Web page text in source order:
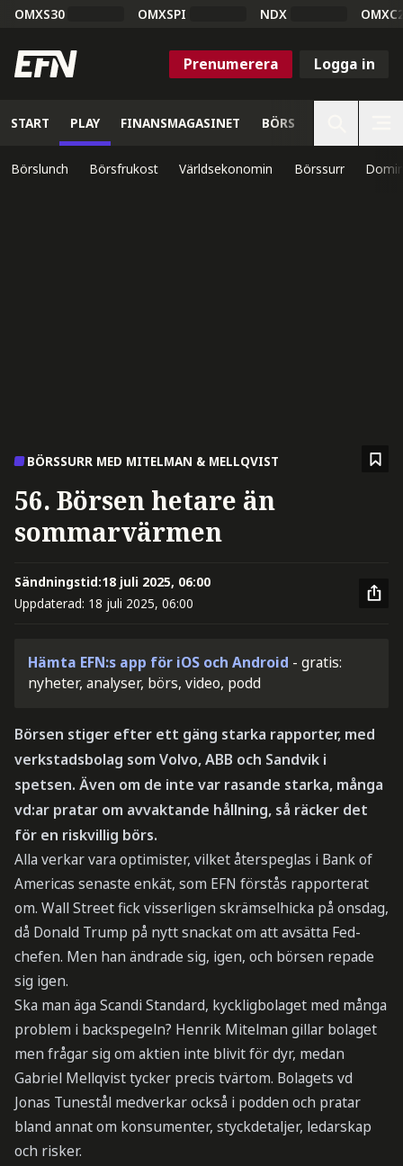
OMXS30 OMXSPI NDX
Prenumerera Logga in
START PLAY FINANSMAGASINET BÖRS
Börslunch Börsfrukost Världsekonomin Börssurr
BÖRSSURR MED MITELMAN & MELLQVIST
56. Börsen hetare än
sommarvärmen
Sändningstid:18 juli 2025, 06:00
Uppdaterad: 18 juli 2025, 06:00
Hämta EFN:s app för iOS och Android - gratis:
nyheter, analyser, börs, video, podd
Börsen stiger efter ett gäng starka rapporter, med
verkstadsbolag som Volvo, ABB och Sandvik i
spetsen. Även om de inte var rasande starka, många
vd:ar pratar om avvaktande hållning, så räcker det
för en riskvillig börs.
Alla verkar vara optimister, vilket återspeglas i Bank of
Americas senaste enkät, som EFN förstås rapporterat
om. Wall Street fick visserligen skrämselhicka på onsdag,
då Donald Trump på nytt snackat om att avsätta Fed-
chefen. Men han ändrade sig, igen, och börsen repade
sig igen.
Ska man äga Scandi Standard, kyckligbolaget med många
problem i backspegeln? Henrik Mitelman gillar bolaget
men frågar sig om aktien inte blivit för dyr, medan
Gabriel Mellqvist tycker precis tvärtom. Bolagets vd
Jonas Tunestål medverkar också i podden och pratar
bland annat om konsumenter, styckdetaljer, ledarskap
och risker.